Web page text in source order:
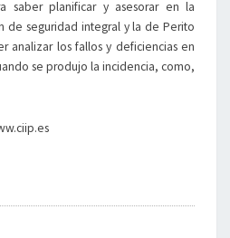
saber planificar y asesorar en la
de seguridad integral y la de Perito
analizar los fallos y deficiencias en
se produjo la incidencia, como,